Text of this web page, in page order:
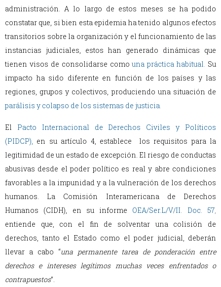
administración. A lo largo de estos meses se ha podido
constatar que, si bien esta epidemia ha tenido algunos efectos
transitorios sobre la organización y el funcionamiento de las
instancias judiciales, estos han generado dinámicas que
tienen visos de consolidarse como una práctica habitual Su
impacto ha sido diferente en función de los países y las
regiones, grupos y colectivos, produciendo una situación de
parálisis y colapso de los sistemas de justicia
El
Pacto Internacional de Derechos Civiles y Políticos
(PIDCP),
en su artículo 4, establece los requisitos para la
legitimidad de un estado de excepción. El riesgo de conductas
abusivas desde el poder político es real y abre condiciones
favorables a la impunidad y a la vulneración de los derechos
humanos. La Comisión Interamericana de Derechos
Humanos (CIDH), en su informe
OEA/Ser.L/V/II. Doc. 57
entiende que, con el fin de solventar una colisión de
derechos, tanto el Estado como el poder judicial, deberán
llevar a cabo “una permanente tarea de ponderación entre
derechos e intereses legítimos muchas veces enfrentados o
contrapuestos”.